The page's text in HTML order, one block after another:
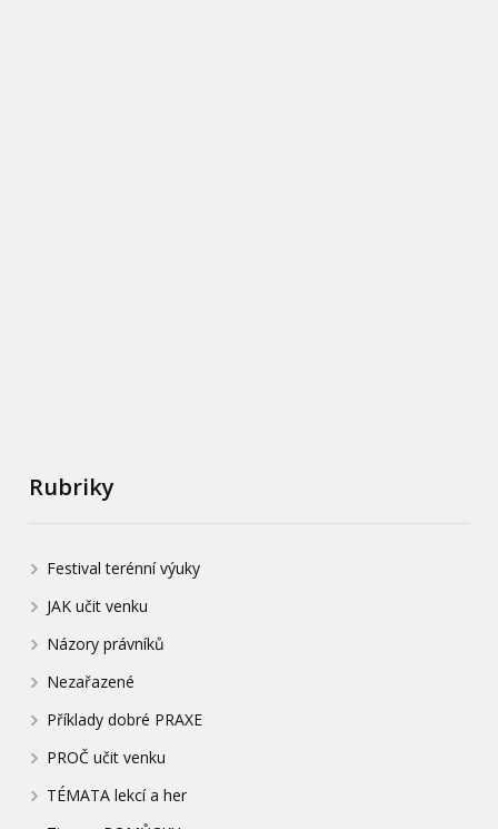
Rubriky
Festival terénní výuky
JAK učit venku
Názory právníků
Nezařazené
Příklady dobré PRAXE
PROČ učit venku
TÉMATA lekcí a her